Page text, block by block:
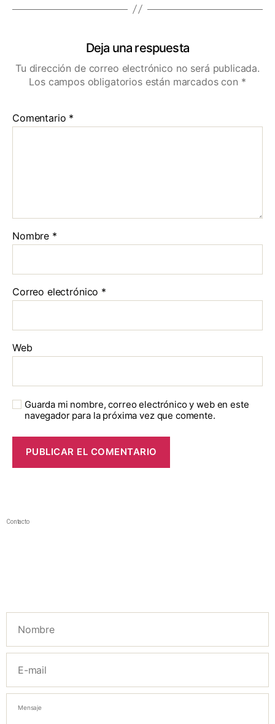
Deja una respuesta
Tu dirección de correo electrónico no será publicada.
Los campos obligatorios están marcados con *
Comentario *
Nombre *
Correo electrónico *
Web
Guarda mi nombre, correo electrónico y web en este
navegador para la próxima vez que comente.
Contacto